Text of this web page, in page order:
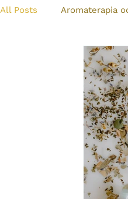
All Posts Aromaterapia